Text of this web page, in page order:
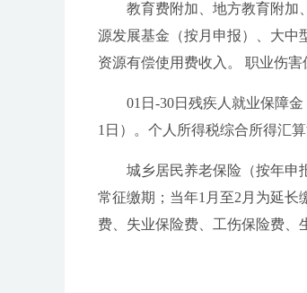
教育费附加、地方教育附加
源发展基金（按月申报）、大中
资源有偿使用费收入。 职业伤害
01日-30日残疾人就业保障
1日）。个人所得税综合所得汇
城乡居民养老保险（按年申
常征缴期；当年1月至2月为延长
费、失业保险费、工伤保险费、